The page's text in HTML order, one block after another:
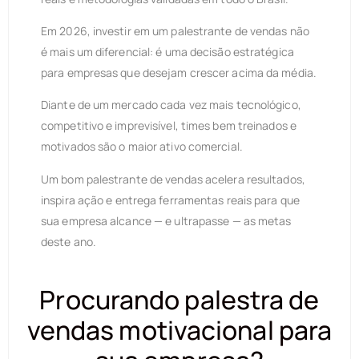
Em 2026, investir em um palestrante de vendas não
é mais um diferencial: é uma decisão estratégica
para empresas que desejam crescer acima da média.
Diante de um mercado cada vez mais tecnológico,
competitivo e imprevisível, times bem treinados e
motivados são o maior ativo comercial.
Um bom palestrante de vendas acelera resultados,
inspira ação e entrega ferramentas reais para que
sua empresa alcance — e ultrapasse — as metas
deste ano.
Procurando palestra de
vendas motivacional para